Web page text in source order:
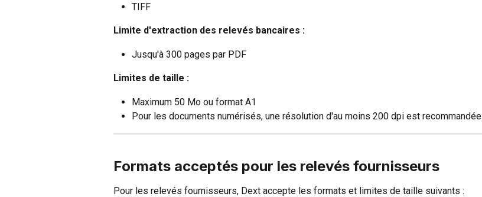
TIFF
Limite d'extraction des relevés bancaires :
Jusqu'à 300 pages par PDF
Limites de taille :
Maximum 50 Mo ou format A1
Pour les documents numérisés, une résolution d'au moins 200 dpi est recommandée
Formats acceptés pour les relevés fournisseurs
Pour les relevés fournisseurs, Dext accepte les formats et limites de taille suivants :